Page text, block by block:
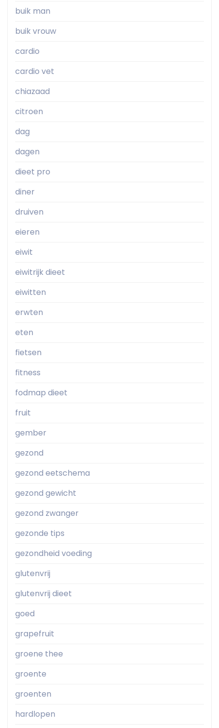
buik man
buik vrouw
cardio
cardio vet
chiazaad
citroen
dag
dagen
dieet pro
diner
druiven
eieren
eiwit
eiwitrijk dieet
eiwitten
erwten
eten
fietsen
fitness
fodmap dieet
fruit
gember
gezond
gezond eetschema
gezond gewicht
gezond zwanger
gezonde tips
gezondheid voeding
glutenvrij
glutenvrij dieet
goed
grapefruit
groene thee
groente
groenten
hardlopen